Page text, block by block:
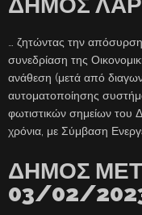
… ζητώντας την
συνεδρίαση της
ανάθεση (μετά από
αυτοματοποίησης
φωτιστικών σημείων του
χρόνια, με Σύμβαση
ΔΗΜΟΣ
03/02/